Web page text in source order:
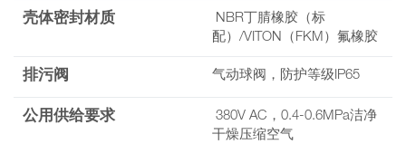
壳体密封材质
NBR丁腈橡胶（标
配）/VITON（FKM）氟橡胶
排污阀 气动球阀，防护等级IP65
公用供给要求
380V AC，0.4-0.6MPa洁净
干燥压缩空气